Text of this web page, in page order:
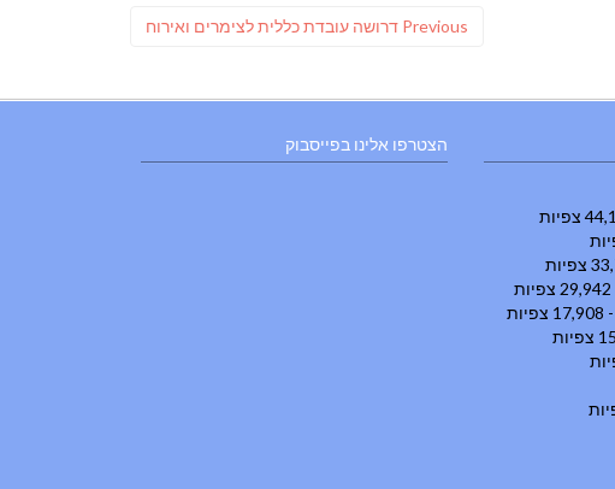
Previous
Previous
דרושה עובדת כללית לצימרים ואירוח
הצטרפו אלינו בפייסבוק
- 17,908 צפיות